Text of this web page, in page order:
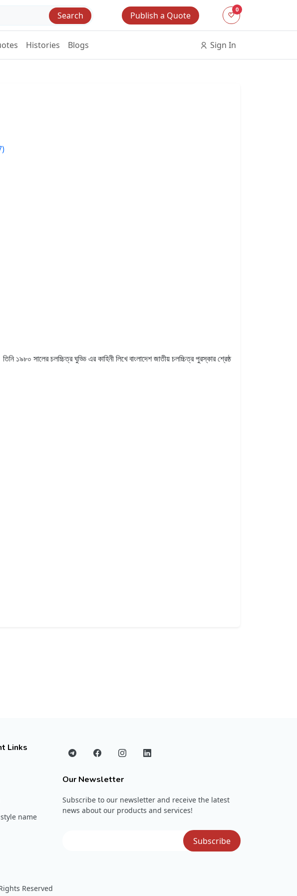
Search Publish a Quote
0
Histories Blogs Sign In
১৯৮০ সালের চলচ্চিত্র ঘুড্ডি এর কাহিনী লিখে বাংলাদেশ জাতীয় চলচ্চিত্র পুরস্কার শ্রেষ্ঠ
Links
name
Our Newsletter
Subscribe to our newsletter and receive the latest
news about our products and services!
Reserved